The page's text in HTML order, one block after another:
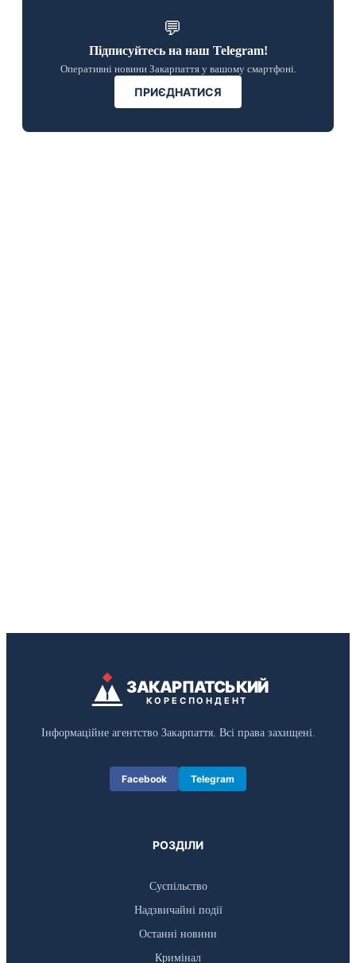
💬
Підписуйтесь на наш Telegram!
Оперативні новини Закарпаття у вашому смартфоні.
ПРИЄДНАТИСЯ
ЗАКАРПАТСЬКИЙ
КОРЕСПОНДЕНТ
Інформаційне агентство Закарпаття. Всі права захищені.
Facebook Telegram
РОЗДІЛИ
Суспільство
Надзвичайні події
Останні новини
Кримінал